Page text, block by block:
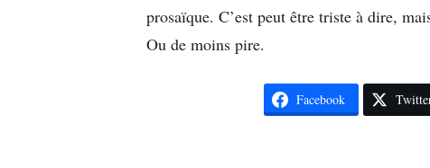
prosaïque. C’est peut être triste à dire,
Ou de moins pire.
Facebook